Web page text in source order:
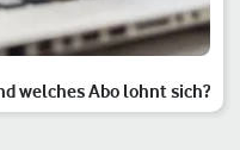
welches Abo lohnt sich?